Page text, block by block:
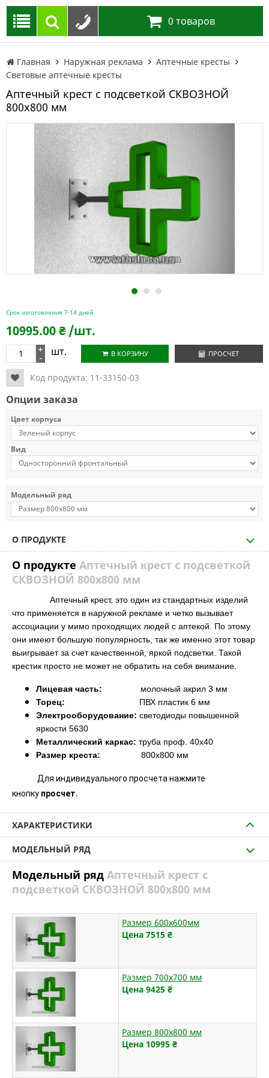
0 товаров
Главная Наружная реклама
Аптечные кресты
Световые аптечные кресты
Аптечный крест с подсветкой СКВОЗНОЙ
800х800 мм
1 2 3
Срок изготовления 7-14 дней
10995.00₴ /шт.
+
- шт. В КОРЗИНУ ПРОСЧЕТ
Код продукта: 11-33150-03
Опции заказа
Цвет корпуса
Вид
Модельный ряд
О ПРОДУКТЕ
О продукте Аптечный крест с подсветкой
СКВОЗНОЙ 800х800 мм
Аптечный крест, это один из стандартных изделий
что применяется в наружной рекламе и четко вызывает
ассоциации у мимо проходящих людей с аптекой. По этому
они имеют большую популярность, так же именно этот товар
выигрывает за счет качественной, яркой подсветки. Такой
крестик просто не может не обратить на себя внимание.
Лицевая часть: молочный акрил 3 мм
Торец:
ПВХ пластик 6 мм
Электрооборудование: светодиоды повышенной
яркости 5630
Металлический каркас: труба проф. 40х40
Размер креста:
800х800 мм
Для индивидуального просчета нажмите
кнопку просчет.
ХАРАКТЕРИСТИКИ
МОДЕЛЬНЫЙ РЯД
Модельный ряд Аптечный крест с
подсветкой СКВОЗНОЙ 800х800 мм
Размер 600х600мм
Цена 7515 ₴
Размер 700х700 мм
Цена 9425 ₴
Размер 800х800 мм
Цена 10995 ₴